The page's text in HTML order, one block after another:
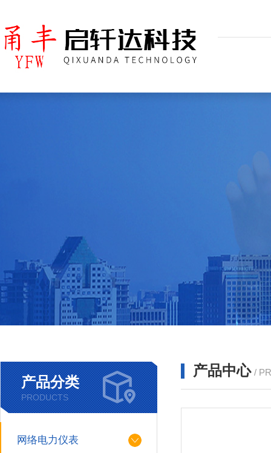
产品分类
PRODUCTS
网络电力仪表
产品中心 /